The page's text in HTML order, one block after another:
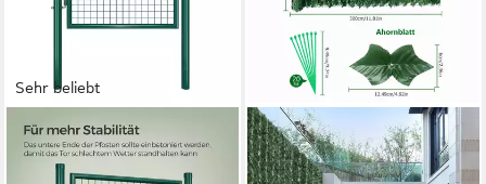
Sehr beliebt
SONGMICS
Gartentor Gartentür Zauntür
Zauntor Gartenzaun,
BLINGBIN
Kunsthecken-Sichtschutz
Balkonsichtschutz Kunsthecke